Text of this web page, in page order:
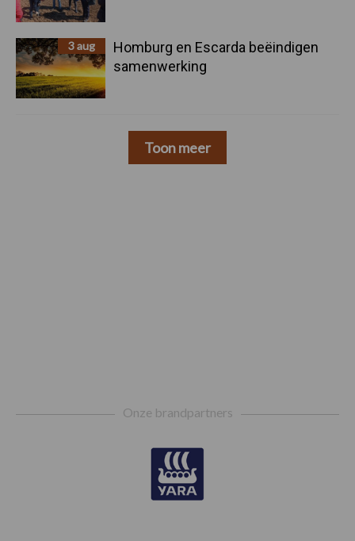
3 aug
Homburg en Escarda beëindigen
samenwerking
Toon meer
Onze brandpartners